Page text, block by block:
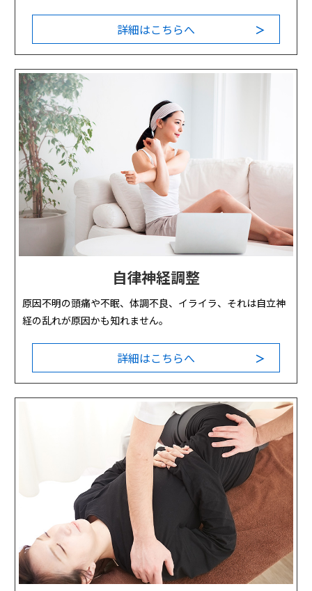
詳細はこちらへ ＞
自律神経調整
原因不明の頭痛や不眠、体調不良、イライラ、それは自立神
経の乱れが原因かも知れません。
詳細はこちらへ ＞